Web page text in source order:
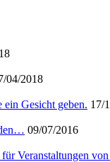
04/2018
ein Gesicht geben. 17/
09/07/2016
Veranstaltungen